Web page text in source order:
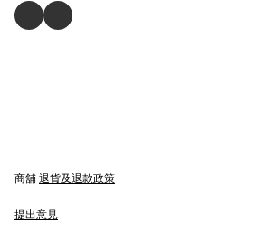
商舖 退貨及退款政策
提出意見